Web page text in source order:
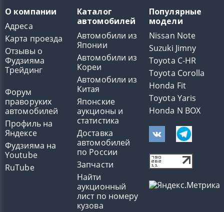
О компании
Адреса
Карта проезда
Отзывы о
Фудзияма
Трейдинг
Форум
праворуких
автомобилей
Профиль на
Яндексе
Фудзияма на
Youtube
RuTube
Каталог
автомобилей
Автомобили из
Японии
Автомобили из
Кореи
Автомобили из
Китая
Японские
аукционы и
статистика
Доставка
автомобилей
по России
Запчасти
Найти
аукционный
лист по номеру
кузова
Популярные
модели
Nissan Note
Suzuki Jimny
Toyota C-HR
Toyota Corolla
Honda Fit
Toyota Yaris
Honda N BOX